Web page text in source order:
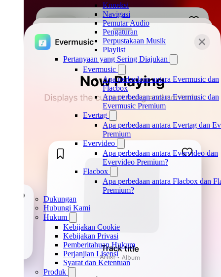
Koneksi
Navigasi
Pemutar Audio
Pengaturan
Perpustakaan Musik
Playlist
Pertanyaan yang Sering Diajukan
Evermusic
Apa perbedaan antara Evermusic dan
Flacbox
Apa perbedaan antara Evermusic dan
Evermusic Premium
Evertag
Apa perbedaan antara Evertag dan
Premium
Evervideo
Apa perbedaan antara Evervideo dan
Evervideo Premium?
Flacbox
Apa perbedaan antara Flacbox dan
Premium?
Dukungan
Hubungi Kami
Hukum
Kebijakan Cookie
Kebijakan Privasi
Pemberitahuan Hukum
Perjanjian Lisensi
Syarat dan Ketentuan
Produk